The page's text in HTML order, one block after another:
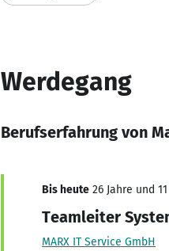
Werdegang
Berufserfahrung von
Bis heute 26 Jahre und
Teamleiter
MARX IT Service GmbH